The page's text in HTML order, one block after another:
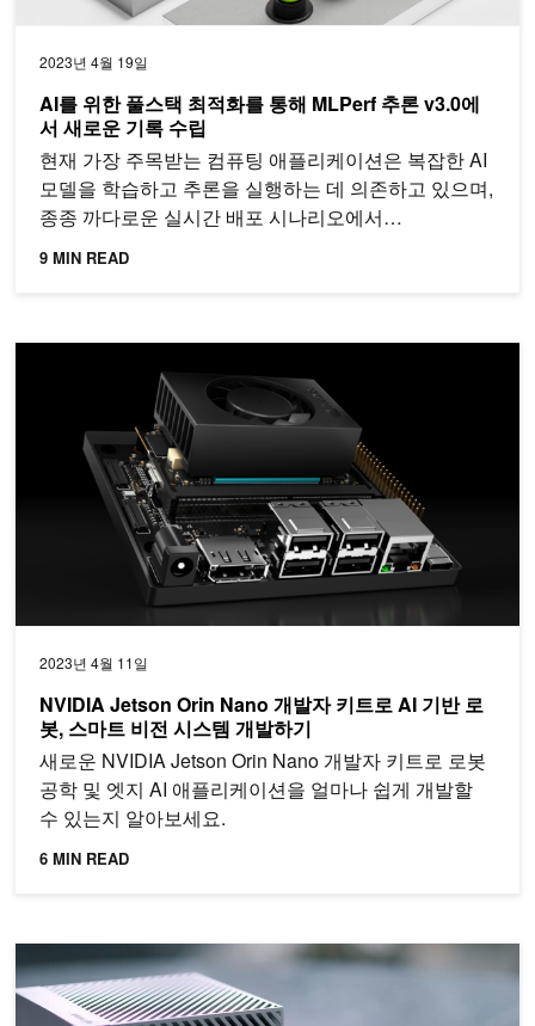
2023년 4월 19일
AI를 위한 풀스택 최적화를 통해 MLPerf 추론 v3.0에
서 새로운 기록 수립
현재 가장 주목받는 컴퓨팅 애플리케이션은 복잡한 AI
모델을 학습하고 추론을 실행하는 데 의존하고 있으며,
종종 까다로운 실시간 배포 시나리오에서…
9 MIN READ
2023년 4월 11일
NVIDIA Jetson Orin Nano 개발자 키트로 AI 기반 로
봇, 스마트 비전 시스템 개발하기
새로운 NVIDIA Jetson Orin Nano 개발자 키트로 로봇
공학 및 엣지 AI 애플리케이션을 얼마나 쉽게 개발할
수 있는지 알아보세요.
6 MIN READ
NVIDIA Jetson 사용자를 위한 CUDA 업그레이드 간소화